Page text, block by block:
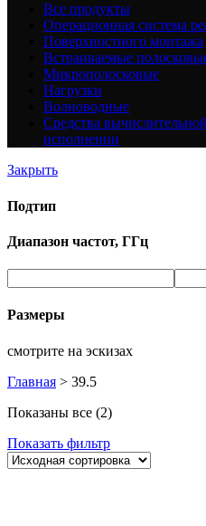
Все продукты
Операционная система
Поверхностного монтажа
Встраиваемые
Микрополосковые
Нагрузки
Волноводные
Средства
исполнении
Закрыть
Подтип
Диапазон частот, ГГц
Размеры
смотрите на эскизах
Главная > 39.5
Показаны все (2)
Показать фильтр